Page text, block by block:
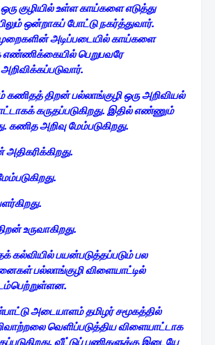
குழியில் உள்ள காய்களை எடுத்து
ஒன்றாகப் போட்டு நகர்த்துவார்.
அடிப்படையில் காய்களை
எண்ணிக்கையில் பெறுபவரே
கணிதத் திறன் பல்லாங்குழி ஒரு அறிவியல்
கருதப்படுகிறது. இதில் எண்ணும்
கணித அறிவு மேம்படுகிறது.
அதிகரிக்கிறது.
உருவாகிறது.
பயன்படுத்தப்படும் பல
பல்லாங்குழி விளையாட்டில்
அடையாளம் தமிழர் சமூகத்தில்
வெளிப்படுத்திய விளையாட்டாக
வீட்டுப் பணிகளுக்கு இடையே